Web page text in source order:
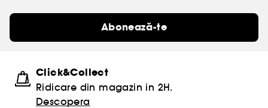
Abonează-te
Click&Collect
Ridicare din magazin in 2H.
Descopera